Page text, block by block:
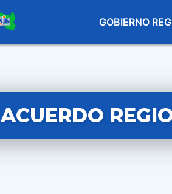
GOBIERNO
ACUERDO